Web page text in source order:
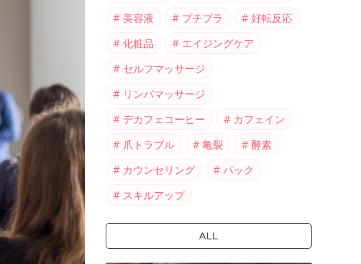
美容液
プチプラ
好転反応
化粧品
エイジングケア
セルフマッサージ
リンパマッサージ
デカフェコーヒー
カフェイン
爪トラブル
亀裂
酵素
カウンセリング
パック
スキルアップ
ALL